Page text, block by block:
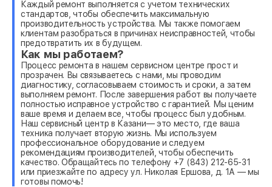
Каждый ремонт выполняется с учетом технических
стандартов, чтобы обеспечить максимальную
производительность устройства. Мы также помогаем
клиентам разобраться в причинах неисправностей, чтобы
предотвратить их в будущем.
Как мы работаем?
Процесс ремонта в нашем сервисном центре прост и
прозрачен. Вы связываетесь с нами, мы проводим
диагностику, согласовываем стоимость и сроки, а затем
выполняем ремонт. После завершения работ вы получаете
полностью исправное устройство с гарантией. Мы ценим
ваше время и делаем все, чтобы процесс был удобным.
Наш сервисный центр в Казани— это место, где ваша
техника получает вторую жизнь. Мы используем
профессиональное оборудование и следуем
рекомендациям производителей, чтобы обеспечить
качество. Обращайтесь по телефону +7 (843) 212-65-31
или приезжайте по адресу ул. Николая Ершова, д. 1А — мы
готовы помочь!